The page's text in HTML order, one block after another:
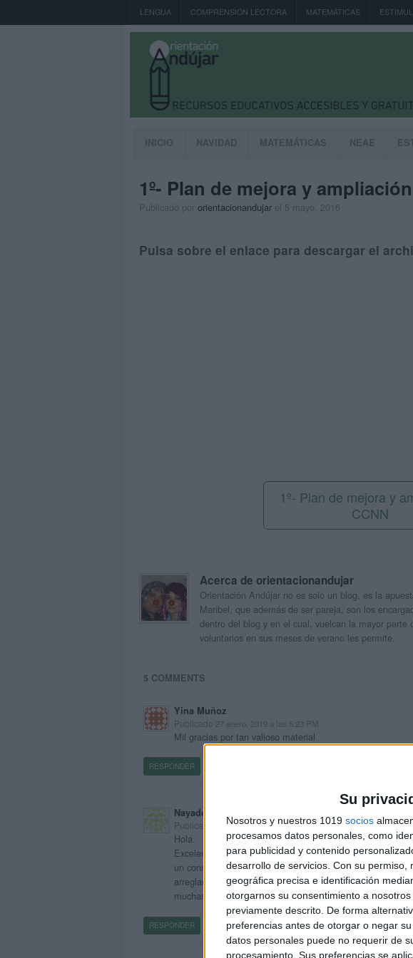
Su
Nosotros y nuestros 1019 socios
procesamos datos personales, como
para publicidad y contenido
desarrollo de servicios. Con su permiso,
geográfica precisa e identificación
otorgarnos su consentimiento a
previamente descrito. De forma
preferencias antes de otorgar o negar su
datos personales puede no requerir de
procesamiento. Sus preferencias se
LENGUA COMPRENSIÓN LECTORA MATEMÁTICAS
INICIO NAVIDAD MATEMÁTICAS NEAE
1º- Plan de mejora y
Publicado por orientacionandujar el 5 mayo, 2016
Pulsa sobre el enlace para descargar el
1º- Plan de mejora y
CCNN
Acerca de orientacionandujar
Orientación Andújar no es solo un blog, es la
Maribel, que además de ser pareja, son los
dentro del blog y en el cual, vuelcan la mayor
voluntarios en sus meses de verano les permite.
5 COMMENTS
Yina Muñoz
Publicado 27 enero, 2019 a las 5:23 PM
Mil gracias por tan valioso material
RESPONDER
Nayadeth Arriagada
Publicado 24 mayo, 2019 a las 4:08 AM
Hola.
Excelente material para trabajar con mis pequeños.
un consulta, en el enlace para descargar el de 1°, se
arreglar ese punto?
muchas gracias.
RESPONDER